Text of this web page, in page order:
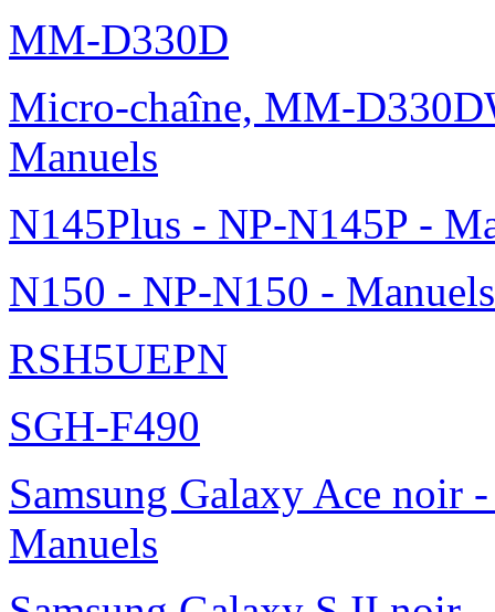
MM-D330D
Micro-chaîne, MM-
Manuels
N145Plus - NP-N145P -
N150 - NP-N150 - Manuels
RSH5UEPN
SGH-F490
Samsung Galaxy Ace noir
Manuels